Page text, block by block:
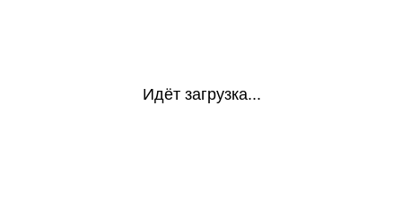
Идёт загрузка...